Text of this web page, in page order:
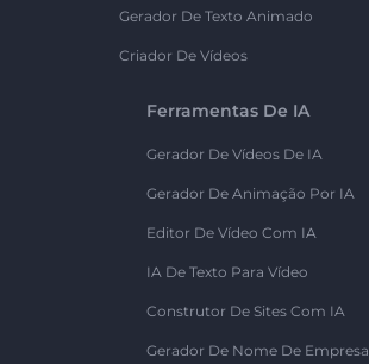
Gerador De Texto Animado
Criador De Vídeos
Ferramentas De IA
Gerador De Vídeos De IA
Gerador De Animação Por IA
Editor De Vídeo Com IA
IA De Texto Para Vídeo
Construtor De Sites Com IA
Gerador De Nome De Empresa